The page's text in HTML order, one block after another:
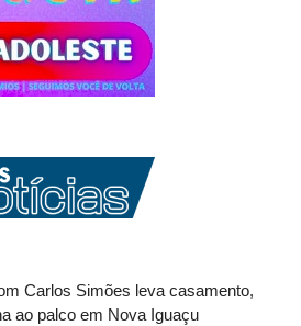
Carlos Simões leva casamento,
ao palco em Nova Iguaçu